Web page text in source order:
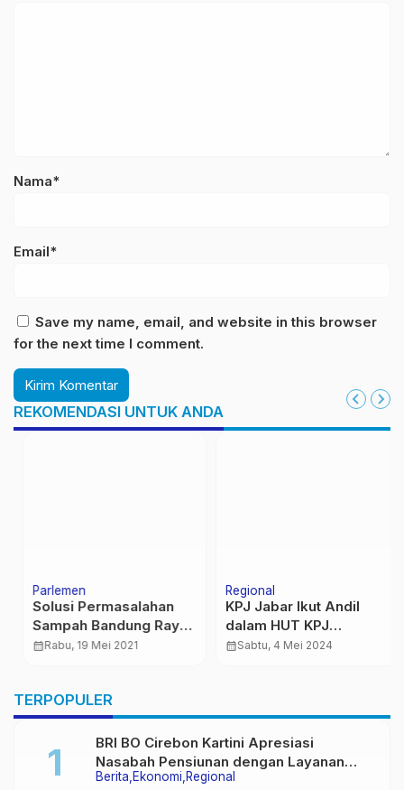
Nama*
Email*
Save my name, email, and website in this browser
for the next time I comment.
REKOMENDASI UNTUK ANDA
Parlemen
Solusi Permasalahan
Sampah Bandung Raya,
Wakil Ketua Pansus II
Direncanakan Secara
Serius
calendar_monthRabu, 19 Mei 2021
Regional
KPJ Jabar Ikut Andil
dalam HUT KPJ
Indonesia
calendar_monthSabtu, 4 Mei 2024
…
TERPOPULER
Berita Ekonomi Regional
BRI BO Cirebon Kartini Apresiasi
Nasabah Pensiunan dengan Layanan
Terpadu, Literasi Keuangan hingga